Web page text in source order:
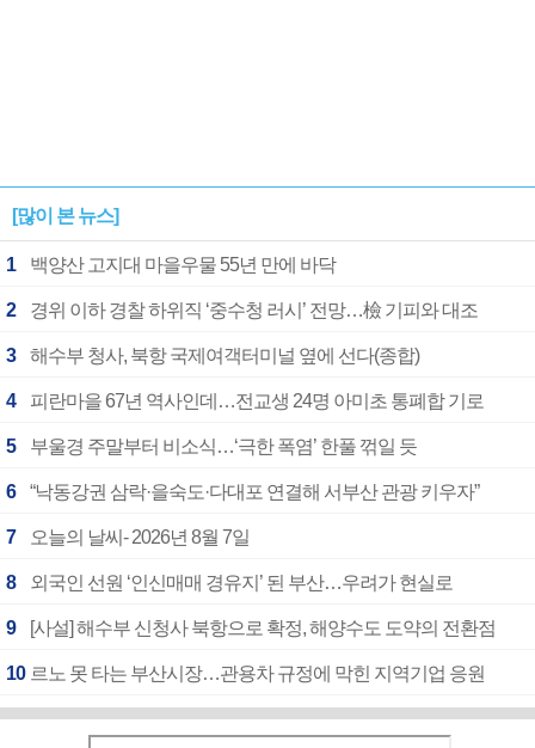
[많이 본 뉴스]
1 백양산 고지대 마을우물 55년 만에 바닥
2 경위 이하 경찰 하위직 ‘중수청 러시’ 전망…檢 기피와 대조
3 해수부 청사, 북항 국제여객터미널 옆에 선다(종합)
4 피란마을 67년 역사인데…전교생 24명 아미초 통폐합 기로
5 부울경 주말부터 비소식…‘극한 폭염’ 한풀 꺾일 듯
6 “낙동강권 삼락·을숙도·다대포 연결해 서부산 관광 키우자”
7 오늘의 날씨- 2026년 8월 7일
8 외국인 선원 ‘인신매매 경유지’ 된 부산…우려가 현실로
9 [사설] 해수부 신청사 북항으로 확정, 해양수도 도약의 전환점
10 르노 못 타는 부산시장…관용차 규정에 막힌 지역기업 응원